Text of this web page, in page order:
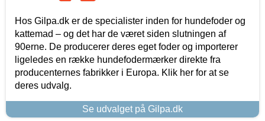
Hos Gilpa.dk er de specialister inden for hundefoder og
kattemad – og det har de været siden slutningen af
90erne. De producerer deres eget foder og importerer
ligeledes en række hundefodermærker direkte fra
producenternes fabrikker i Europa. Klik her for at se
deres udvalg.
Se udvalget på Gilpa.dk